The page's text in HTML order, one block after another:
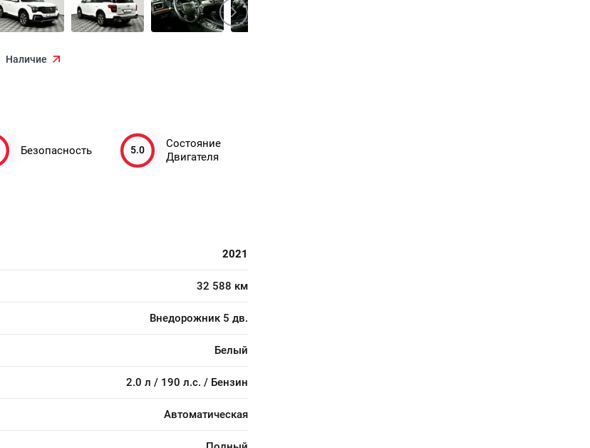
Наличие
Безопасность 5.0
Состояние
Двигателя
2021
32 588 км
Внедорожник 5 дв.
Белый
2.0 л / 190 л.с. / Бензин
Автоматическая